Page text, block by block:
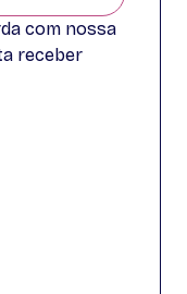
com nossa
receber